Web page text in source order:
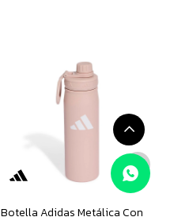
Botella Adidas Metálica Con